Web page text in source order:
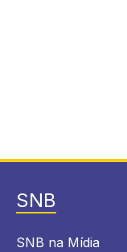
SNB
SNB na Mídia